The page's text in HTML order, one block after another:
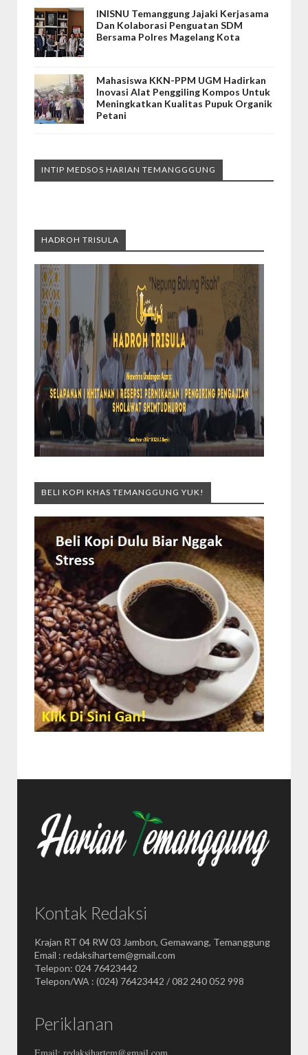
INISNU Temanggung Jajaki Kerjasama
Dan Kolaborasi Penguatan SDM
Bersama Polres Magelang Kota
Mahasiswa KKN-PPM UGM Hadirkan
Inovasi Alat Penggiling Kompos Untuk
Meningkatkan Kualitas Pupuk Organik
Petani
INTIP MEDSOS HARIAN TEMANGGGUNG
HADROH TRISULA
BELI KOPI KHAS TEMANGGUNG YUK!
Kontak Redaksi
Krajan RT 04 RW 03 Jambon, Gemawang, Temanggung
Email : redaksihartem@gmail.com
Telepon: 024 76423442
Telepon/WA : (024) 76423442 / 082 240 052 998
Periklanan